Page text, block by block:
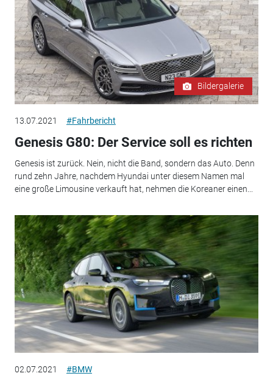
Bildergalerie
13.07.2021 #Fahrbericht
Genesis G80: Der Service soll es richten
Genesis ist zurück. Nein, nicht die Band, sondern das Auto. Denn
rund zehn Jahre, nachdem Hyundai unter diesem Namen mal
eine große Limousine verkauft hat, nehmen die Koreaner einen...
02.07.2021 #BMW